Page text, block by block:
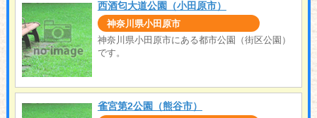
西酒匂大道公園（小田原市）
神奈川県小田原市
神奈川県小田原市にある都市公園（街区公園）
です。
雀宮第2公園（熊谷市）